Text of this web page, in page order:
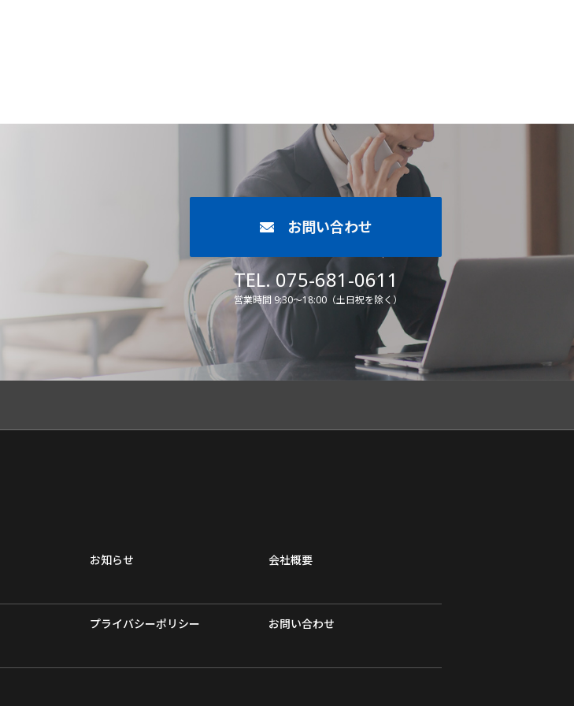
お問い合わせ
TEL. 075-681-0611
営業時間 9:30～18:00（土日祝を除く）
お知らせ 会社概要
プライバシーポリシー お問い合わせ